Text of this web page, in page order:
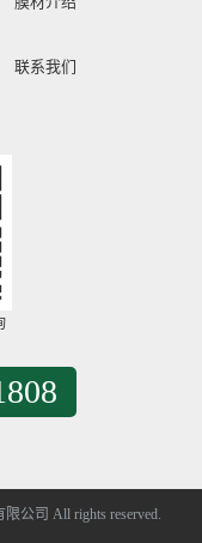
联系我们
公司 All rights reserved.